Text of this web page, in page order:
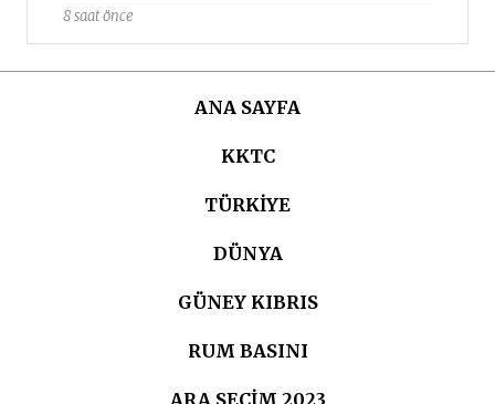
8 saat önce
ANA SAYFA
KKTC
TÜRKIYE
DÜNYA
GÜNEY KIBRIS
RUM BASINI
ARA SEÇIM 2023